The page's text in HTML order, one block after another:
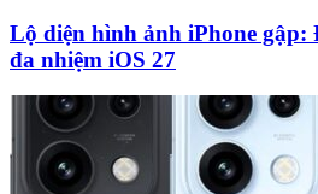
Lộ diện hình ảnh iPhone gập:
đa nhiệm iOS 27